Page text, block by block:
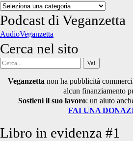
Categorie
degli
articoli
Podcast di Veganzetta
AudioVeganzetta
Cerca nel sito
Cerca
Veganzetta non ha pubblicità
alcun finanziamento
Sostieni il suo lavoro: un aiuto
FAI UNA
Libro in evidenza #1